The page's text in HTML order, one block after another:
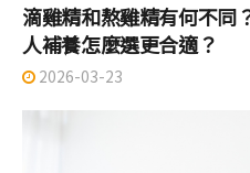
滴雞精和熬雞精有何不同
人補養怎麼選更合適？
2026-03-23